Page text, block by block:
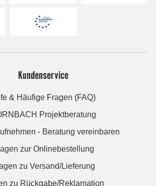
Kundenservice
& Häufige Fragen (FAQ)
Projektberatung
- Beratung vereinbaren
zur Onlinebestellung
zu Versand/Lieferung
zu Rückgabe/Reklamation